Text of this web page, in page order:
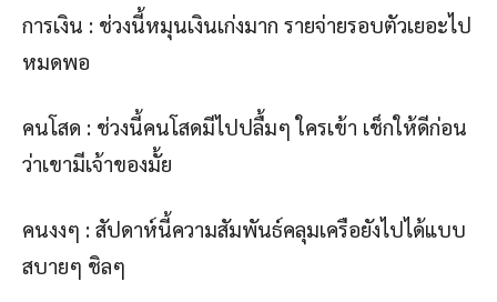
การเงิน : ช่วงนี้หมุนเงินเก่งมาก รายจ่ายรอบตัวเยอะไป
หมดพอ
คนโสด : ช่วงนี้คนโสดมีไปปลื้มๆ ใครเข้า เช็กให้ดีก่อน
ว่าเขามีเจ้าของมั้ย
คนงงๆ : สัปดาห์นี้ความสัมพันธ์คลุมเครือยังไปได้แบบ
สบายๆ ชิลๆ